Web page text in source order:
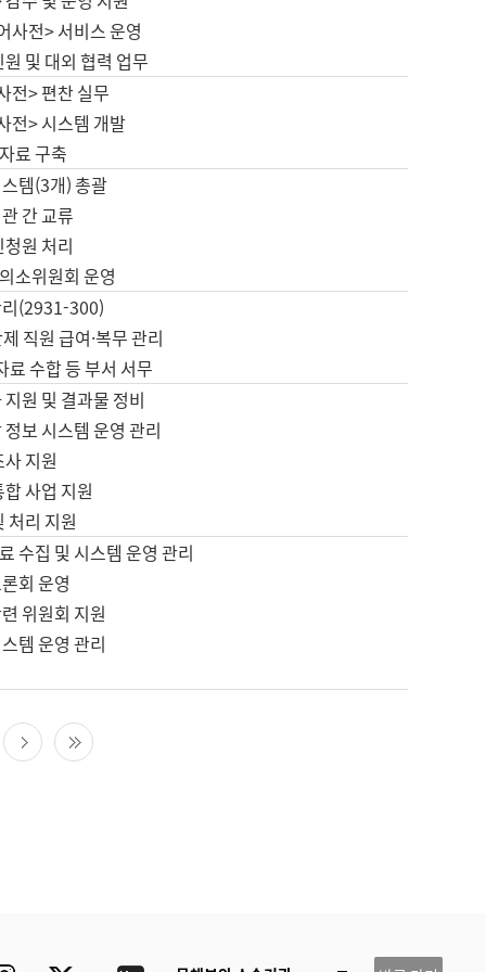
사전> 서비스 운영
및 대외 협력 업무
전> 편찬 실무
전> 시스템 개발
료 구축
템(3개) 총괄
간 교류
원 처리
소위원회 운영
(2931-300)
직원 급여·복무 관리
료 수합 등 부서 서무
원 및 결과물 정비
보 시스템 운영 관리
지원
사업 지원
처리 지원
수집 및 시스템 운영 관리
회 운영
위원회 지원
템 운영 관리
다음 페이지마지막 페이지